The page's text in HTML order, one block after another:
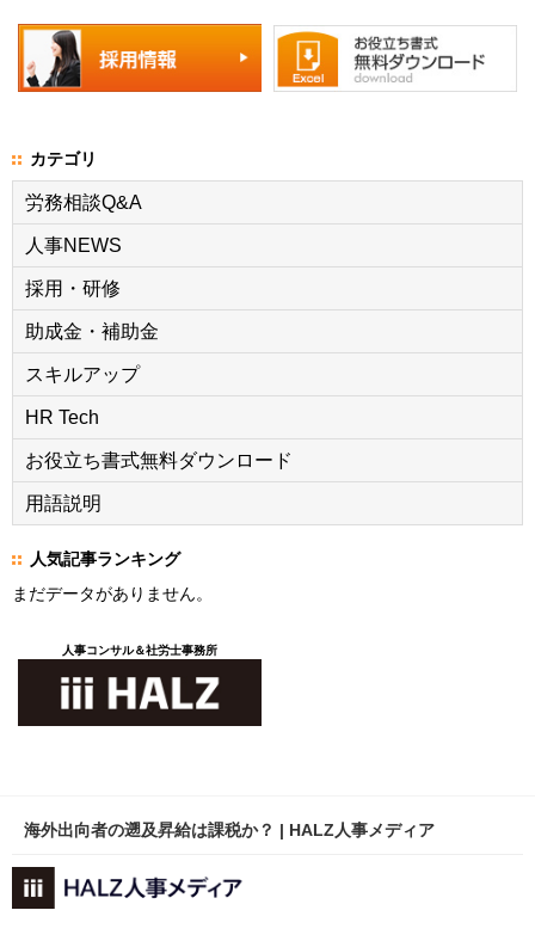
カテゴリ
労務相談Q&A
人事NEWS
採用・研修
助成金・補助金
スキルアップ
HR Tech
お役立ち書式無料ダウンロード
用語説明
人気記事ランキング
まだデータがありません。
人事コンサル＆社労士事務所
海外出向者の遡及昇給は課税か？ | HALZ人事メディア